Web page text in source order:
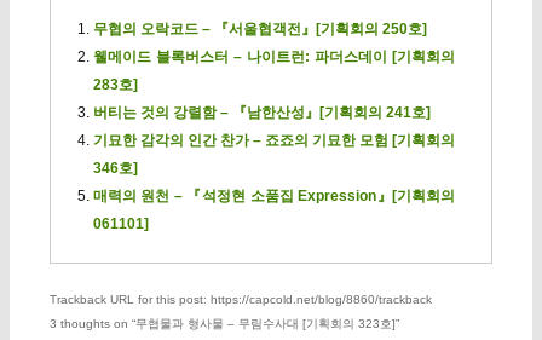
무협의 오락코드 – 『서울협객전』[기획회의 250호]
웰메이드 블록버스터 – 나이트런: 파더스데이 [기획회의
283호]
버티는 것의 강렬함 – 『남한산성』[기획회의 241호]
기묘한 감각의 인간 찬가 – 죠죠의 기묘한 모험 [기획회의
346호]
매력의 원천 – 『석정현 소품집 Expression』[기획회의
061101]
Trackback URL for this post: https://capcold.net/blog/8860/trackback
3 thoughts on “무협물과 형사물 – 무림수사대 [기획회의 323호]”